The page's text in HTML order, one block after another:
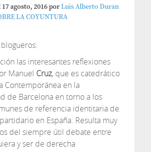
17 agosto, 2016porLuis Alberto Duran
LA COYUNTURA
las interesantes reflexiones
Manuel Cruz, que es catedrático
Contemporánea en la
de Barcelona en torno a los
de referencia identitaria de
en España. Resulta muy
del siempre útil debate entre
y ser de derecha